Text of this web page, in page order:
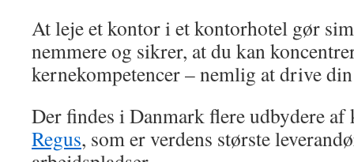
At leje et kontor i et kontorhotel gør
nemmere og sikrer, at du kan
kernekompetencer – nemlig at drive
Der findes i Danmark flere udbydere
Regus, som er verdens største